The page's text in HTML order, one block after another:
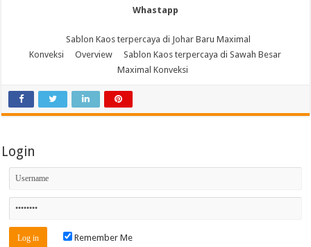
Whastapp
Sablon Kaos terpercaya di Johar Baru Maximal
Konveksi
Overview
Sablon Kaos terpercaya di Sawah Besar
Maximal Konveksi
Login
Remember Me